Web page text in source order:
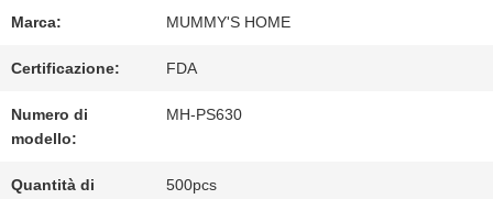
DI
QUALITÀ
Marca: MUMMY'S HOME
Certificazione: FDA
Numero di
modello:
MH-PS630
Quantità di
500pcs